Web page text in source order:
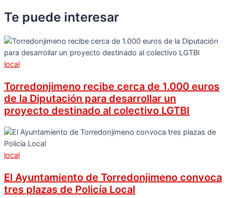
Te puede interesar
local
Torredonjimeno recibe cerca de 1.000 euros
de la Diputación para desarrollar un
proyecto destinado al colectivo LGTBI
local
El Ayuntamiento de Torredonjimeno convoca
tres plazas de Policía Local